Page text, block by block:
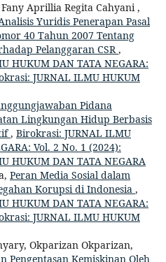
Aprillia Regita Cahyani ,
Yuridis Penerapan Pasal
40 Tahun 2007 Tentang
Pelanggaran CSR,
HUKUM DAN TATA NEGARA:
JURNAL ILMU HUKUM
Pidana
Lingkungan Hidup Berbasis
, Birokrasi: JURNAL ILMU
Vol. 2 No. 1 (2024):
HUKUM DAN TATA NEGARA
Peran Media Sosial dalam
Korupsi di Indonesia ,
HUKUM DAN TATA NEGARA:
JURNAL ILMU HUKUM
Okparizan Okparizan,
Pengentasan Kemiskinan Oleh